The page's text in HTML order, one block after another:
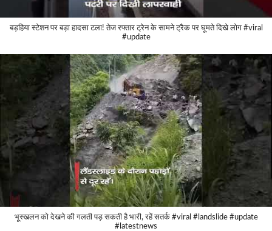
बड़हिया स्टेशन पर बड़ा हादसा टला! तेज रफ्तार ट्रेन के सामने ट्रैक पर घूमते दिखे लोग #viral
#update
भूस्खलन को देखने की गलती पड़ सकती है भारी, रहें सतर्क #viral #landslide #update
#latestnews